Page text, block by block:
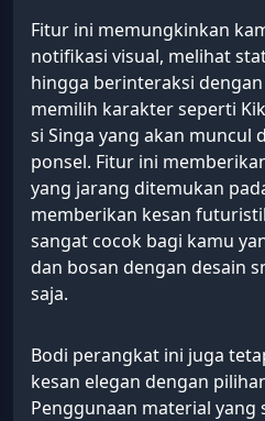
Fitur ini memungkinkan
notifikasi visual, melihat
hingga berinteraksi dengan
memilih karakter seperti
si Singa yang akan muncul
ponsel. Fitur ini
yang jarang ditemukan
memberikan kesan
sangat cocok bagi kamu
dan bosan dengan desain
saja.
Bodi perangkat ini juga
kesan elegan dengan
Penggunaan material yang